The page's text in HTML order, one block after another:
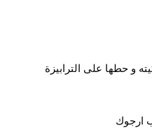
و حطها على الترابيزة
ارجوك